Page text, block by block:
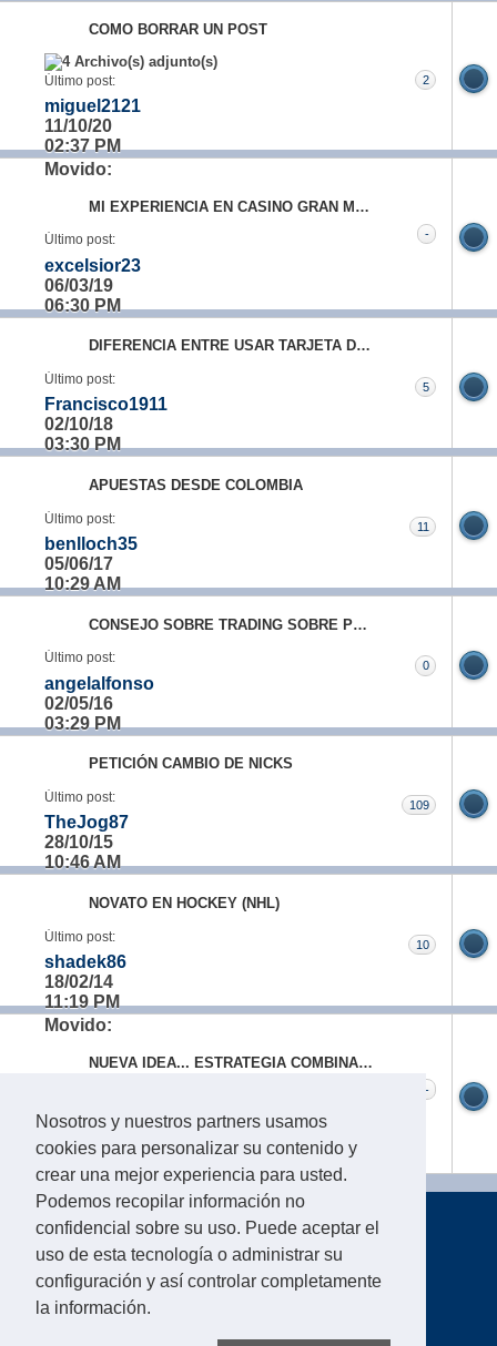
Nosotros y nuestros partners usamos
cookies para personalizar su contenido y
crear una mejor experiencia para usted.
Podemos recopilar información no
confidencial sobre su uso. Puede aceptar el
uso de esta tecnología o administrar su
configuración y así controlar completamente
la información.
COMO BORRAR UN POST
Último post:
miguel2121
11/10/20
02:37 PM
2
Movido:
MI EXPERIENCIA EN CASINO GRAN MADRID
Último post:
excelsior23
06/03/19
06:30 PM
-
DIFERENCIA ENTRE USAR TARJETA DEBITO DIRECTAMENTE Y UTILIZAR NETELLER O MONEYBOOKER
Último post:
Francisco1911
02/10/18
03:30 PM
5
APUESTAS DESDE COLOMBIA
Último post:
benlloch35
05/06/17
10:29 AM
11
CONSEJO SOBRE TRADING SOBRE PRONOSTICOS
Último post:
angelalfonso
02/05/16
03:29 PM
0
PETICIÓN CAMBIO DE NICKS
Último post:
TheJog87
28/10/15
10:46 AM
109
NOVATO EN HOCKEY (NHL)
Último post:
shadek86
18/02/14
11:19 PM
10
Movido:
NUEVA IDEA... ESTRATEGIA COMBINADA SIMPLE
Andres Severian
24/11/12
06:26 AM
-
reglas|aviso legal|estilo completo